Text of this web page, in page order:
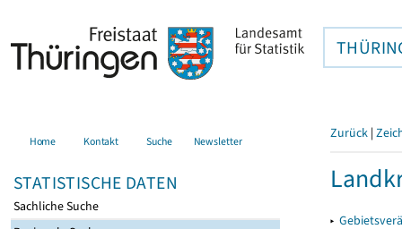
Home Kontakt Suche Newsletter
STATISTISCHE DATEN
Sachliche Suche
Zurück |
▸